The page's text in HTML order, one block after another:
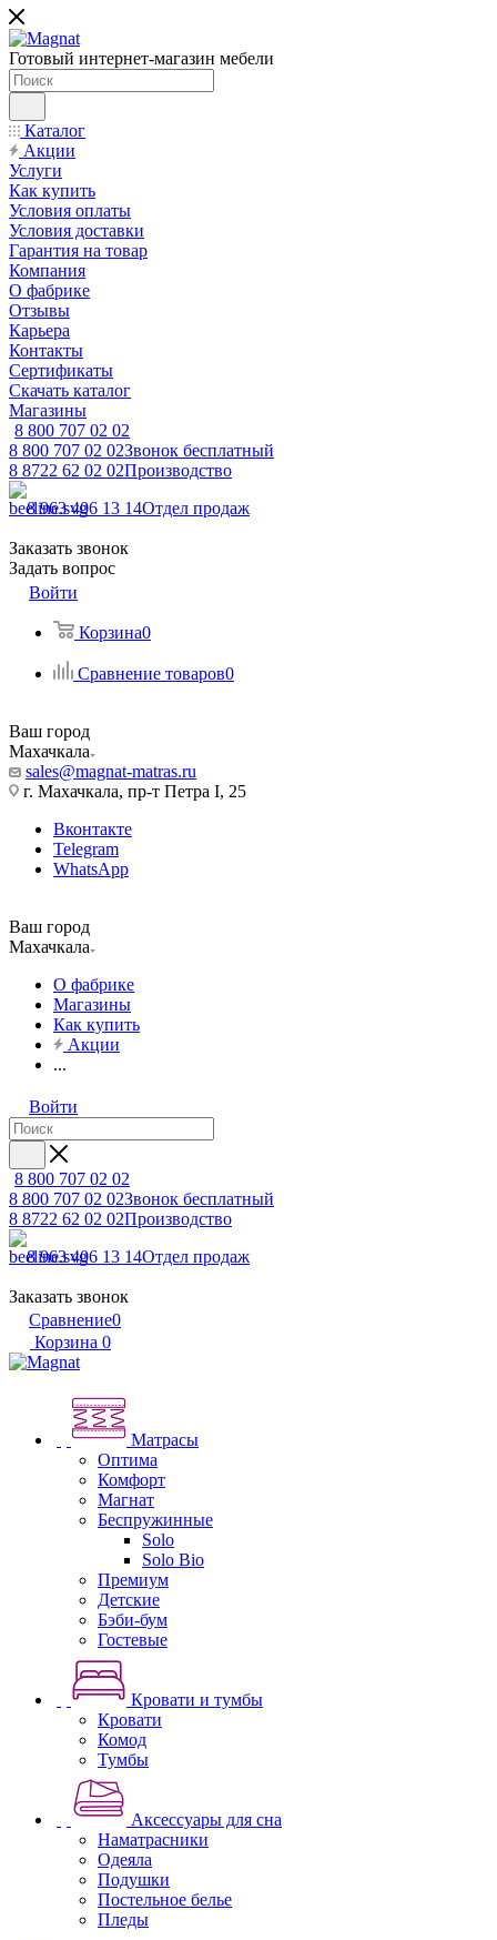
Готовый интернет-магазин мебели
Каталог
Акции
Услуги
Как купить
Условия оплаты
Условия доставки
Гарантия на товар
Компания
О фабрике
Отзывы
Карьера
Контакты
Сертификаты
Скачать каталог
Магазины
8 800 707 02 02
8 800 707 02 02Звонок бесплатный
8 8722 62 02 02Производство
8 963 406 13 14Отдел продаж
Заказать звонок
Задать вопрос
Войти
Корзина0
Сравнение товаров0
Ваш город
Махачкала
sales@magnat-matras.ru
г. Махачкала, пр-т Петра I, 25
Вконтакте
Telegram
WhatsApp
Ваш город
Махачкала
О фабрике
Магазины
Как купить
Акции
...
Войти
8 800 707 02 02
8 800 707 02 02Звонок бесплатный
8 8722 62 02 02Производство
8 963 406 13 14Отдел продаж
Заказать звонок
Сравнение0
Корзина 0
Матрасы
Оптима
Комфорт
Магнат
Беспружинные
Solo
Solo Bio
Премиум
Детские
Бэби-бум
Гостевые
Кровати и тумбы
Кровати
Комод
Тумбы
Аксессуары для сна
Наматрасники
Одеяла
Подушки
Постельное белье
Пледы